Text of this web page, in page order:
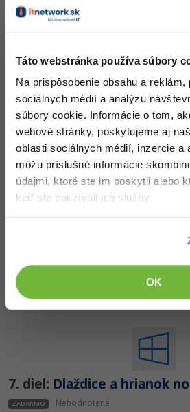
Táto webstránka používa súbory
Na prispôsobenie obsahu a
sociálnych médií a analýzu
súbory cookie. Informácie o tom,
webové stránky, poskytujeme aj
oblasti sociálnych médií, inzercie a
môžu príslušné informácie
údajmi, ktoré ste im poskytli alebo
keď ste používali ich služby.
OK
SEO
Business
Copywriting -30%
MS Office -80%
Google Dokumenty
Siete
Kybernetická bezpečnost
Windows
Adobe Illustrator
Adobe XD -15%
Adobe InDesign -25%
Adobe After Effects
Blender -80%
Inkscape
Ostatné
Médiá
5. diel:WinJS - Otváranie
protokoly -ms- *
ZADARMO Nehodnotené
WinJS - Nastavenie
ZADARMO Nehodnotené
7. diel: Dlaždice a hrianok
ZADARMO Nehodnotené